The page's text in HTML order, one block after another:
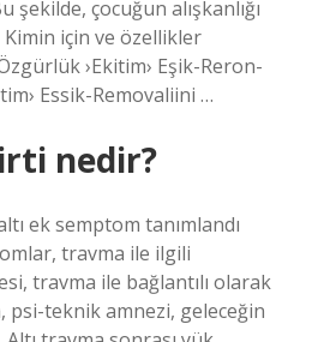
şekilde, çocuğun alışkanlığı
Kimin için ve özellikler
›Ekitim› Eşik-Reron-
Essik-Removaliini …
nedir?
ek semptom tanımlandı
travma ile ilgili
travma ile bağlantılı olarak
psi-teknik amnezi, geleceğin